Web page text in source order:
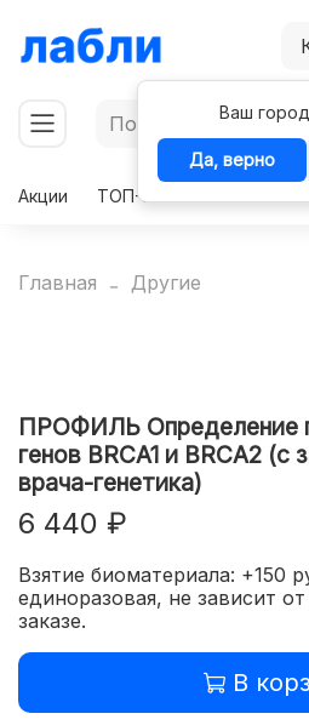
Ваш
Да, верно
Акции
ТОП-50
Главная Другие
ПРОФИЛЬ Определение
генов BRCA1 и BRCA2 (с
врача-генетика)
6 440 ₽
Взятие биоматериала: +150
единоразовая, не зависит
заказе.
В